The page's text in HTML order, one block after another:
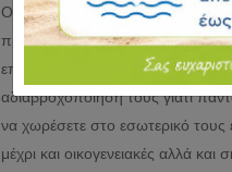
Οι σκηνές
κάμπινγκ είναι το
προορισμό σας και τον τύπο
εποχών που σας καλύπτουν για
αδιαβροχοποίηση τους γιατί
να χωρέσετε στο εσωτερικό τους
μέχρι και οικογενειακές αλλά